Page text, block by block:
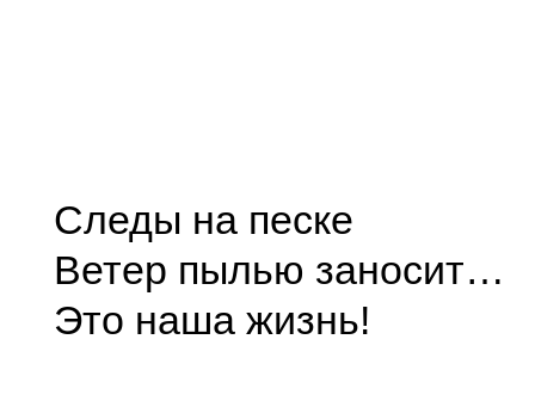
Следы на песке
Ветер пылью заносит…
Это наша жизнь!